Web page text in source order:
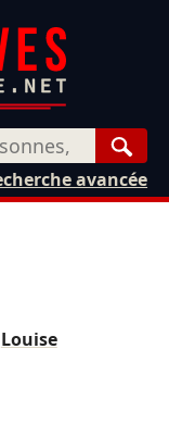
avancée
Louise